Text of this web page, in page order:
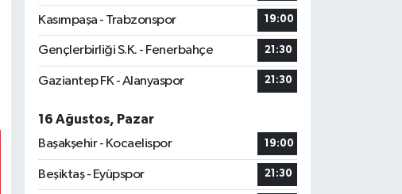
Kasımpaşa - Trabzonspor 19:00
Gençlerbirliği S.K. - Fenerbahçe 21:30
Gaziantep FK - Alanyaspor 21:30
16 Ağustos, Pazar
Başakşehir - Kocaelispor
19:00
Beşiktaş - Eyüpspor 21:30